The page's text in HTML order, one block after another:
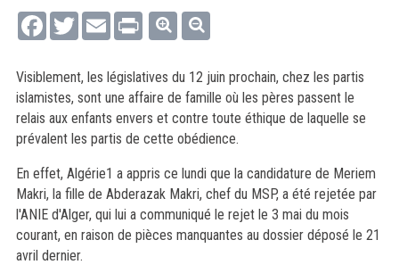
FacebookTwitterEmail Print
Visiblement, les législatives du 12 juin prochain, chez les partis
islamistes, sont une affaire de famille où les pères passent le
relais aux enfants envers et contre toute éthique de laquelle se
prévalent les partis de cette obédience.
En effet, Algérie1 a appris ce lundi que la candidature de Meriem
Makri, la fille de Abderazak Makri, chef du MSP, a été rejetée par
l'ANIE d'Alger, qui lui a communiqué le rejet le 3 mai du mois
courant, en raison de pièces manquantes au dossier déposé le 21
avril dernier.